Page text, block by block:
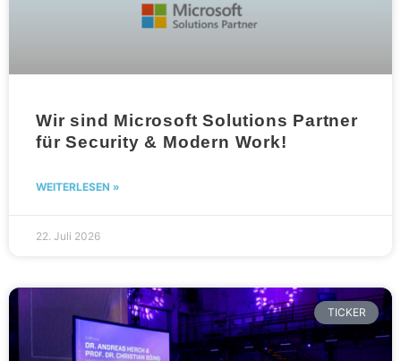
Wir sind Microsoft Solutions Partner
für Security & Modern Work!
WEITERLESEN »
22. Juli 2026
TICKER